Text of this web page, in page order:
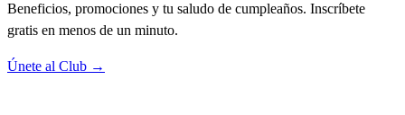
Beneficios, promociones y tu saludo de cumpleaños. Inscríbete
gratis en menos de un minuto.
Únete al Club →